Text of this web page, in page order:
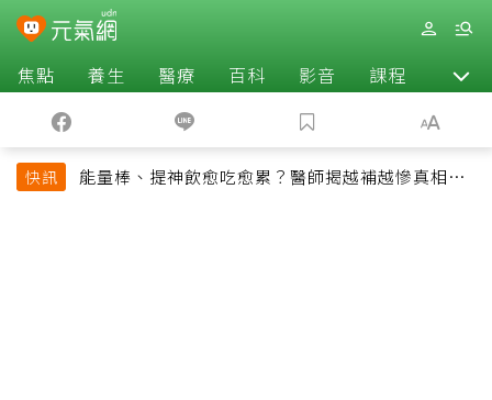
焦點 養生 醫療 百科 影音 課程 退休
快訊
能量棒、提神飲愈吃愈累？醫師揭越補越慘真相：